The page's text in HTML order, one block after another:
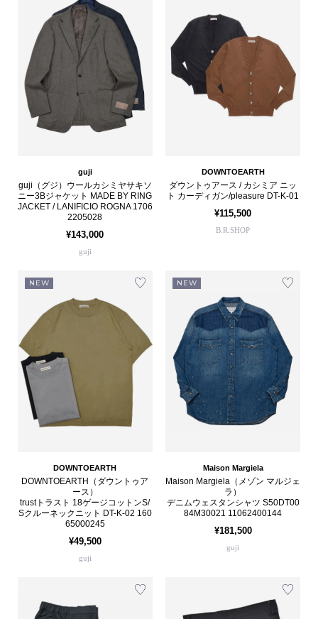
guji
guji（グジ）ウールカシミヤサキソ
ニー3Bジャケット MADE BY RING
JACKET / LANIFICIO ROGNA 1706
2205028
¥143,000
guji
DOWNTOEARTH
ダウントゥアース / カシミア ニッ
ト カーディガン/pleasure DT-K-01
¥115,500
B.R.SHOP
NEW
DOWNTOEARTH
DOWNTOEARTH（ダウントゥア
ース）
trustトラスト 18ゲージコットンS/
Sクルーネックニット DT-K-02 160
65000245
¥49,500
guji
NEW
Maison Margiela
Maison Margiela（メゾン マルジェ
ラ）
デニムウェスタンシャツ S50DT00
84M30021 11062400144
¥181,500
guji